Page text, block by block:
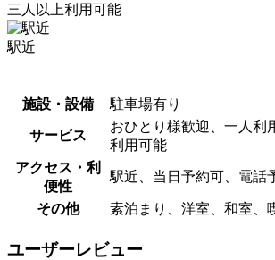
三人以上利用可能
駅近
施設・設備 駐車場有り
サービス
おひとり様歓迎、一人利
利用可能
アクセス・利
便性
駅近、当日予約可、電話
その他 素泊まり、洋室、和室、
ユーザーレビュー